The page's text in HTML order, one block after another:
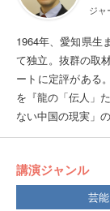
ジャ
1964年、愛知県生
て独立。抜群の取
ートに定評がある
を『龍の「伝人」
ない中国の現実」
講演ジャンル
芸能